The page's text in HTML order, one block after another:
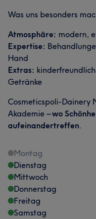
Was uns besonders
Atmosphäre: modern,
Expertise:
Hand
Extras:
Getränke
Cosmeticspoli-Dainery
Akademie –wo
aufeinandertreffen.
Montag
Dienstag
Mittwoch
Donnerstag
Freitag
Samstag